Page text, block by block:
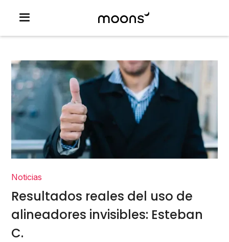
Noticias
Resultados reales del uso de
alineadores invisibles: Esteban
C.